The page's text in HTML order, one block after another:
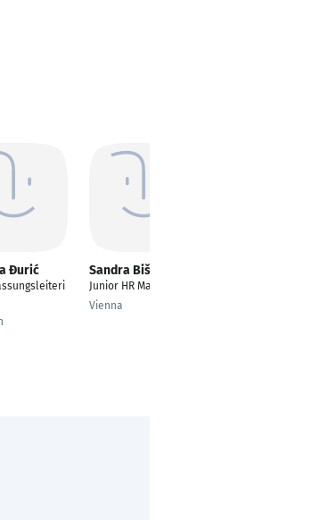
Đurić Sandra Biševac
Junior HR Manager
Vienna